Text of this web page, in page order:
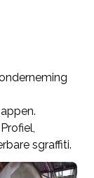
sgraffiti.